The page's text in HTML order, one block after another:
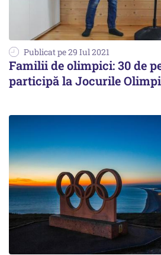
Publicat pe 29 Iul 2021
Familii de olimpici: 30 de
participă la Jocurile